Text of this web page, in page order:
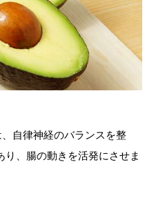
自律神経のバランスを整
り、腸の動きを活発にさせま